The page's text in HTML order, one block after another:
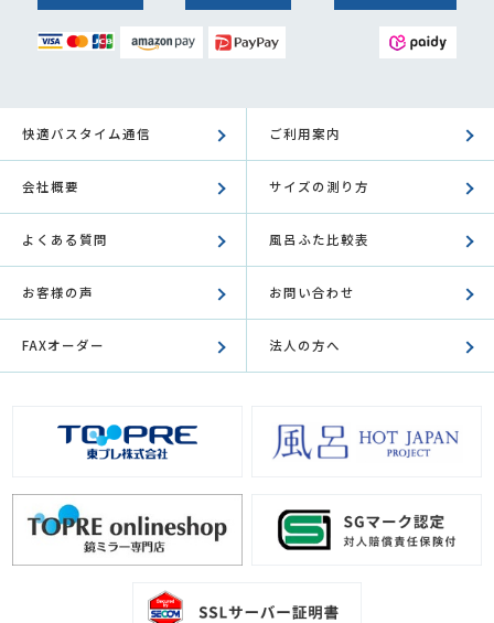
快適バスタイム通信 ご利用案内
会社概要 サイズの測り方
よくある質問 風呂ふた比較表
お客様の声 お問い合わせ
FAXオーダー 法人の方へ